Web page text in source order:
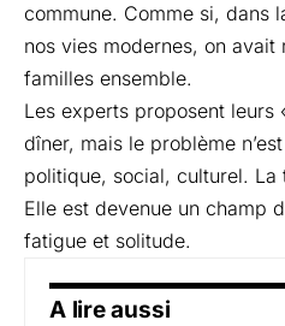
commune. Comme si, dans
nos vies modernes, on
familles ensemble.
Les experts proposent
dîner, mais le problème
politique, social, culturel. La
Elle est devenue un champ
fatigue et solitude.
A lire aussi